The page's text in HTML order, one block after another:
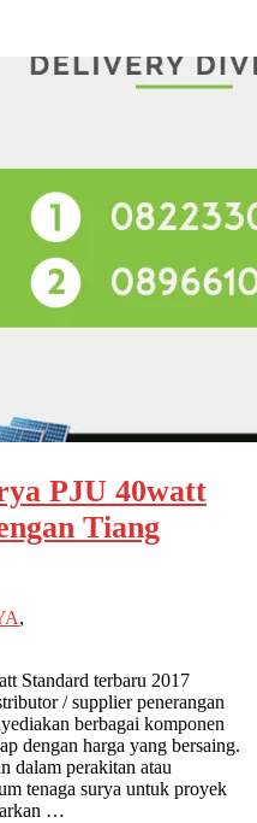
PJU 40watt
Tiang
,
Standard terbaru 2017
/ supplier penerangan
berbagai komponen
dengan harga yang bersaing.
dalam perakitan atau
tenaga surya untuk proyek
…